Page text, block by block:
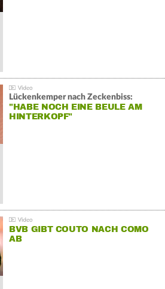
Lückenkemper nach Zeckenbiss:
"HABE NOCH EINE BEULE AM
HINTERKOPF"
BVB GIBT COUTO NACH COMO
AB